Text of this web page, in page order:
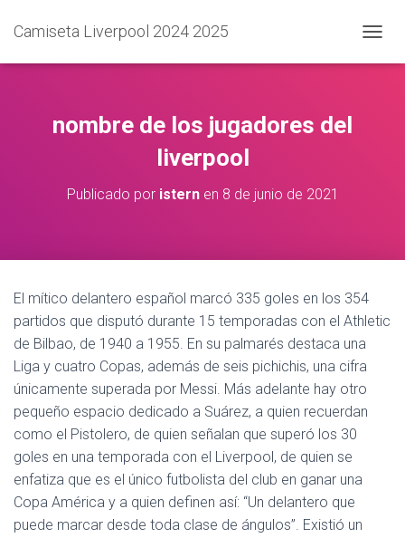
Camiseta Liverpool 2024 2025
A
E
nombre de los jugadores del
liverpool
Publicado por isternen 8 de junio de 2021
El mítico delantero español marcó 335 goles en los 354
partidos que disputó durante 15 temporadas con el Athletic
de Bilbao, de 1940 a 1955. En su palmarés destaca una
Liga y cuatro Copas, además de seis pichichis, una cifra
únicamente superada por Messi. Más adelante hay otro
pequeño espacio dedicado a Suárez, a quien recuerdan
como el Pistolero, de quien señalan que superó los 30
goles en una temporada con el Liverpool, de quien se
enfatiza que es el único futbolista del club en ganar una
Copa América y a quien definen así: “Un delantero que
puede marcar desde toda clase de ángulos”. Existió un